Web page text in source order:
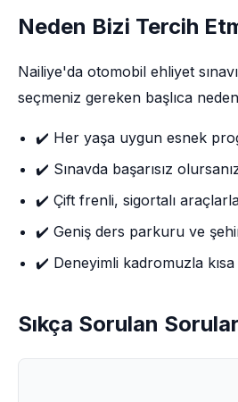
Neden Bizi Tercih
Nailiye'da otomobil ehliyet
seçmeniz gereken başlıca
✔️ Her yaşa uygun esnek
✔️ Sınavda başarısız
✔️ Çift frenli, sigortalı
✔️ Geniş ders parkuru ve
✔️ Deneyimli kadromuzla
Sıkça Sorulan Sorular